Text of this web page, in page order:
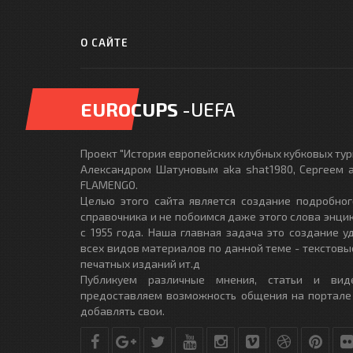
О САЙТЕ
EUROCUPS -UEFA
Проект "История европейских клубных кубковых
Александром Шатуновым aka shat1980, Сергеем
FLAMENGO.
Целью этого сайта является создание
справочника и не побоимся даже этого слова
с 1955 года. Наша главная задача это создание
всех видов материалов по данной теме -
печатных изданий ит.д
Публикуем различные мнения, статьи и
предоставляем возможность общения на
добавлять свои.